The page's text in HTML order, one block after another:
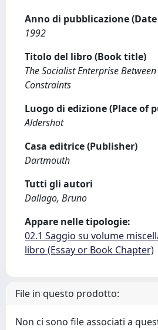
Anno di pubblicazione
1992
Titolo del libro (Book title)
The Socialist Enterprise
Constraints
Luogo di edizione (Place of
Aldershot
Casa editrice (Publisher)
Dartmouth
Tutti gli autori
Dallago, Bruno
Appare nelle tipologie:
02.1 Saggio su volume
libro (Essay or Book Chapter)
File in questo prodotto:
Non ci sono file associati a